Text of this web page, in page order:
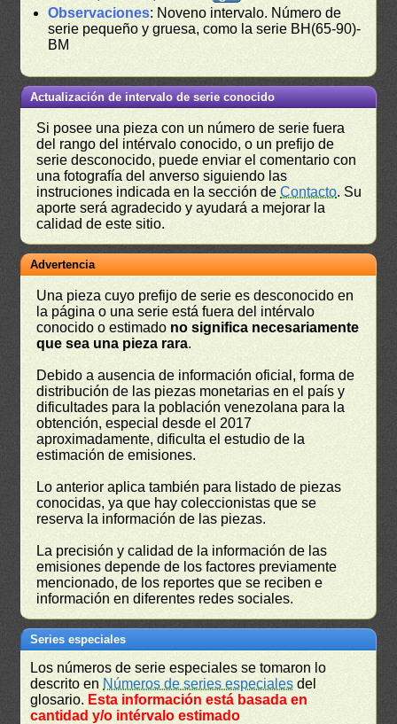
Observaciones: Noveno intervalo. Número de
serie pequeño y gruesa, como la serie BH(65-90)-
BM
Actualización de intervalo de serie conocido
Si posee una pieza con un número de serie fuera
del rango del intérvalo conocido, o un prefijo de
serie desconocido, puede enviar el comentario con
una fotografía del anverso siguiendo las
instruciones indicada en la sección deContacto. Su
aporte será agradecido y ayudará a mejorar la
calidad de este sitio.
Advertencia
Una pieza cuyo prefijo de serie es desconocido en
la página o una serie está fuera del intérvalo
conocido o estimado no significa necesariamente
que sea una pieza rara.
Debido a ausencia de información oficial, forma de
distribución de las piezas monetarias en el país y
dificultades para la población venezolana para la
obtención, especial desde el 2017
aproximadamente, dificulta el estudio de la
estimación de emisiones.
Lo anterior aplica también para listado de piezas
conocidas, ya que hay coleccionistas que se
reserva la información de las piezas.
La precisión y calidad de la información de las
emisiones depende de los factores previamente
mencionado, de los reportes que se reciben e
información en diferentes redes sociales.
Series especiales
Los números de serie especiales se tomaron lo
descrito en Números de series especiales del
glosario. Esta información está basada en
cantidad y/o intérvalo estimado